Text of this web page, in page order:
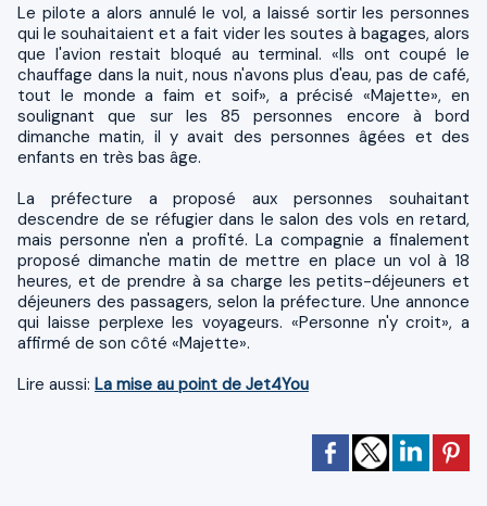
Le pilote a alors annulé le vol, a laissé sortir les personnes
qui le souhaitaient et a fait vider les soutes à bagages, alors
que l'avion restait bloqué au terminal. «Ils ont coupé le
chauffage dans la nuit, nous n'avons plus d'eau, pas de café,
tout le monde a faim et soif», a précisé «Majette», en
soulignant que sur les 85 personnes encore à bord
dimanche matin, il y avait des personnes âgées et des
enfants en très bas âge.
La préfecture a proposé aux personnes souhaitant
descendre de se réfugier dans le salon des vols en retard,
mais personne n'en a profité. La compagnie a finalement
proposé dimanche matin de mettre en place un vol à 18
heures, et de prendre à sa charge les petits-déjeuners et
déjeuners des passagers, selon la préfecture. Une annonce
qui laisse perplexe les voyageurs. «Personne n'y croit», a
affirmé de son côté «Majette».
Lire aussi: La mise au point de Jet4You